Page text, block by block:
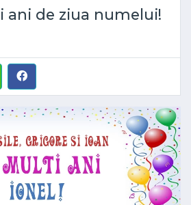
ani de ziua numelui!